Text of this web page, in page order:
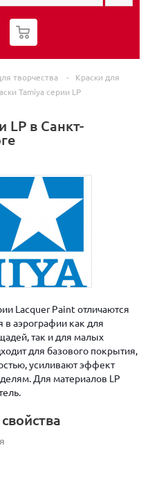
0
творчества -
Краски для
Tamiya серии LP
LP в Санкт-
Lacquer Paint отличаются
в аэрографии как для
так и для малых
для базового покрытия,
усиливают эффект
Для материалов LP